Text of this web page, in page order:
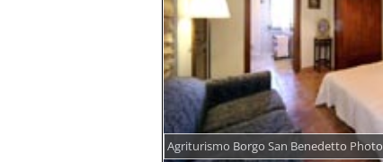
Agriturismo Borgo San Benedetto Photo